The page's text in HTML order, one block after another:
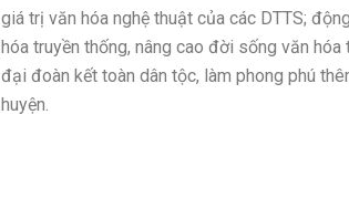
giá trị văn hóa nghệ thuật của các DTTS;
hóa truyền thống, nâng cao đời sống văn
đại đoàn kết toàn dân tộc, làm phong phú
huyện.